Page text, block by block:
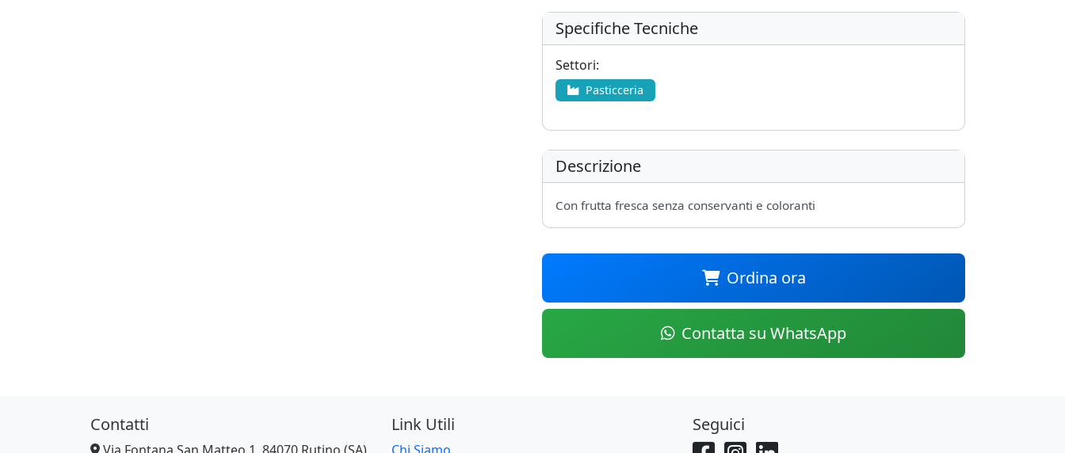
Specifiche Tecniche
Settori:
Pasticceria
Descrizione
Con frutta fresca senza conservanti e coloranti
Ordina ora
Contatta su WhatsApp
Contatti Link Utili Seguici